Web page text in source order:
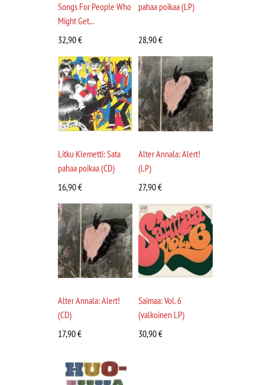
Songs For People Who
Might Get...
32,90€
pahaa poikaa (LP)
28,90€
Litku Klemetti: Sata
pahaa poikaa (CD)
16,90€
Alter Annala: Alert!
(LP)
27,90€
Alter Annala: Alert!
(CD)
17,90€
Saimaa: Vol. 6
(valkoinen LP)
30,90€